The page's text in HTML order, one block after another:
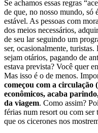
Se achamos essas regras
de que, no nosso mundo,
estável. As pessoas com
dos meios necessários,
de seu lar seguindo um
ser, ocasionalmente,
sejam otários, pagando de
estava prevista? Você quer
Mas isso é o de menos.
começou com a circulação
econômicos, acaba
da viagem. Como assim?
férias num resort ou com ser
que os cicerones nos